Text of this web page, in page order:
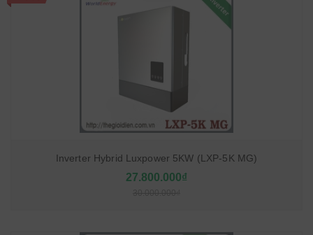
Inverter Hybrid Luxpower 5KW (LXP-5K MG)
27.800.000₫